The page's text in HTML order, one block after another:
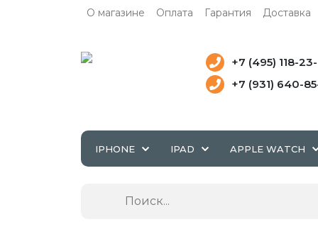
О магазине Оплата Гарантия Доставка
+7 (495) 118-
+7 (931) 640-
IPHONE IPAD APPLE WATCH